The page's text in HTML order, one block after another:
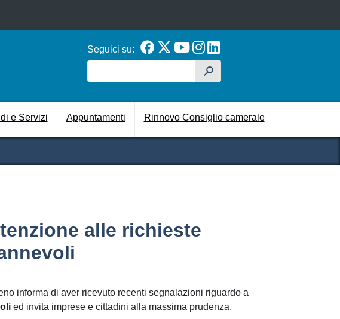
Seguici su:
h
principale
e Servizi Appuntamenti Rinnovo Consiglio camerale
alle richieste
informa di aver ricevuto recenti segnalazioni riguardo a
ed invita imprese e cittadini alla massima prudenza.